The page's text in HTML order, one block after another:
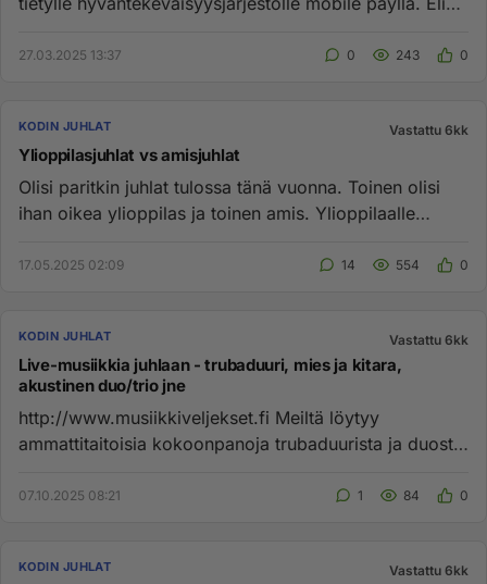
27.03.2025 13:37 0 243 0
KODIN JUHLAT Vastattu 6kk
Ylioppilasjuhlat vs amisjuhlat
Olisi paritkin juhlat tulossa tänä vuonna. Toinen olisi
ihan oikea ylioppilas ja toinen amis. Ylioppilaalle
17.05.2025 02:09 14 554 0
KODIN JUHLAT Vastattu 6kk
Live-musiikkia juhlaan - trubaduuri, mies ja kitara,
akustinen duo/trio jne
http://www.musiikkiveljekset.fi Meiltä löytyy
ammattitaitoisia kokoonpanoja trubaduurista ja duosta
07.10.2025 08:21 1 84 0
KODIN JUHLAT Vastattu 6kk